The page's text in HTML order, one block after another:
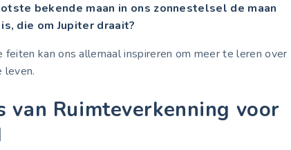
bekende maan in ons zonnestelsel de maan
die om Jupiter draait?
feiten kan ons allemaal inspireren om meer te leren over
leven.
van Ruimteverkenning voor